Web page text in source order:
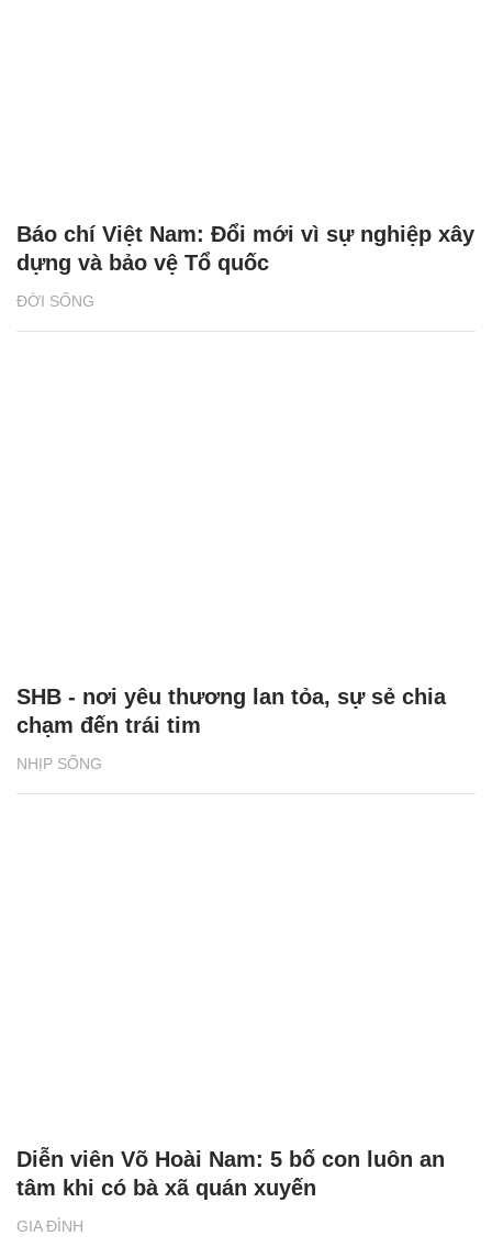
ĐỜI SỐNG
Báo chí Việt Nam: Đổi mới vì sự nghiệp xây
dựng và bảo vệ Tổ quốc
NHỊP SỐNG
SHB - nơi yêu thương lan tỏa, sự sẻ chia
chạm đến trái tim
GIA ĐÌNH
Diễn viên Võ Hoài Nam: 5 bố con luôn an
tâm khi có bà xã quán xuyến